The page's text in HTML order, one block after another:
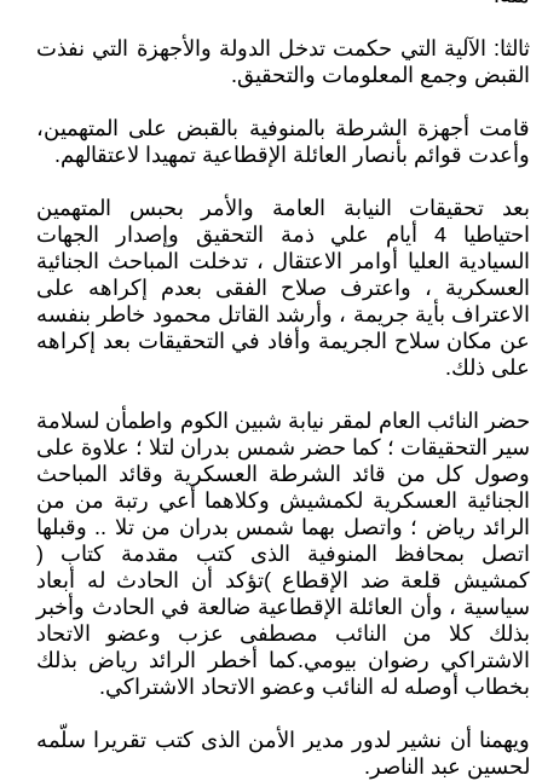
ثالثا: الآلية التي حكمت تدخل الدولة والأجهزة التي نفذت
القبض وجمع المعلومات والتحقيق.
قامت أجهزة الشرطة بالمنوفية بالقبض على المتهمين،
وأعدت قوائم بأنصار العائلة الإقطاعية تمهيدا لاعتقالهم.
بعد تحقيقات النيابة العامة والأمر بحبس المتهمين
احتياطيا 4 أيام علي ذمة التحقيق وإصدار الجهات
السيادية العليا أوامر الاعتقال ، تدخلت المباحث الجنائية
العسكرية ، واعترف صلاح الفقى بعدم إكراهه على
الاعتراف بأية جريمة ، وأرشد القاتل محمود خاطر بنفسه
عن مكان سلاح الجريمة وأفاد في التحقيقات بعد إكراهه
على ذلك.
حضر النائب العام لمقر نيابة شبين الكوم واطمأن لسلامة
سير التحقيقات ؛ كما حضر شمس بدران لتلا ؛ علاوة على
وصول كل من قائد الشرطة العسكرية وقائد المباحث
الجنائية العسكرية لكمشيش وكلاهما أعي رتبة من من
الرائد رياض ؛ واتصل بهما شمس بدران من تلا .. وقبلها
اتصل بمحافظ المنوفية الذى كتب مقدمة كتاب (
كمشيش قلعة ضد الإقطاع )تؤكد أن الحادث له أبعاد
سياسية ، وأن العائلة الإقطاعية ضالعة في الحادث وأخبر
بذلك كلا من النائب مصطفى عزب وعضو الاتحاد
الاشتراكي رضوان بيومي.كما أخطر الرائد رياض بذلك
بخطاب أوصله له النائب وعضو الاتحاد الاشتراكي.
ويهمنا أن نشير لدور مدير الأمن الذى كتب تقريرا سلّمه
لحسين عبد الناصر.